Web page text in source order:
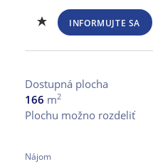
INFORMUJTE SA
Dostupná plocha
166 m2
Plochu možno rozdeliť
Nájom